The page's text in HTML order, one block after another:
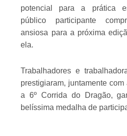
potencial para a prática
público participante
ansiosa para a próxima
ela.
Trabalhadores e
prestigiaram, juntamente
a 6º Corrida do Dragão,
belíssima medalha de